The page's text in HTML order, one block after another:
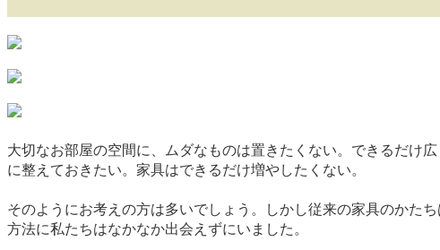
大切なお部屋の空間に、ムダなものは置きたくない。できるだけ
に整えておきたい。家具はできるだけ増やしたくない。
そのようにお考えの方は多いでしょう。しかし従来の家具のかた
方法に私たちはなかなか出会えずにいました。